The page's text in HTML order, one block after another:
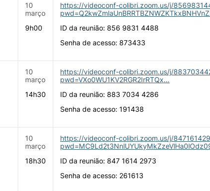
10
março
9h00
https://videoconf-colibri.zoom.us/j/
ID da reunião: 856 9831 4488
Senha de acesso: 873433
10
março
14h30
https://videoconf-colibri.zoom.us/j/
pwd=VXo0WU1KV2RGR2IrRTQx…
ID da reunião: 883 7034 4286
Senha de acesso: 191438
10
março
18h30
https://videoconf-colibri.zoom.us/j/
ID da reunião: 847 1614 2973
Senha de acesso: 261613